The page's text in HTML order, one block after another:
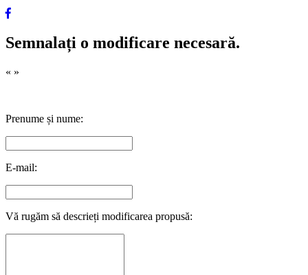
Semnalați o modificare necesară.
« »
Prenume și nume:
E-mail:
Vă rugăm să descrieți modificarea propusă: